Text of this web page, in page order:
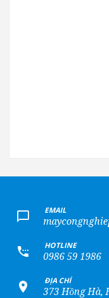
EMAIL
HOTLINE
0986 59 1986
ĐỊA CHỈ
373 Hồng Hà,